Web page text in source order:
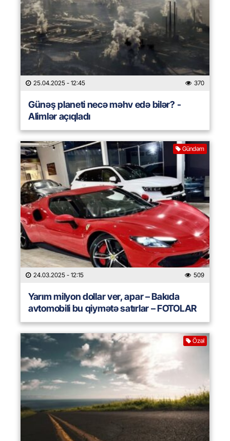
25.04.2025 - 12:45 370
Günəş planeti necə məhv edə bilər? -
Alimlər açıqladı
Gündəm
24.03.2025 - 12:15 509
Yarım milyon dollar ver, apar – Bakıda
avtomobili bu qiymətə satırlar – FOTOLAR
Özəl